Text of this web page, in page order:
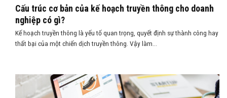
Cấu trúc cơ bản của kế hoạch truyền thông cho doanh
nghiệp có gì?
Kế hoạch truyền thông là yếu tố quan trọng, quyết định sự thành công hay
thất bại của một chiến dịch truyền thông. Vậy làm...